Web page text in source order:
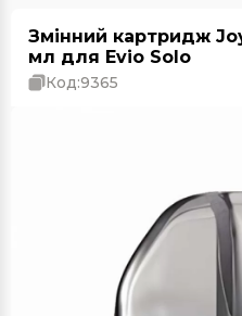
Змінний картридж
мл для Evio Solo
Код:9365